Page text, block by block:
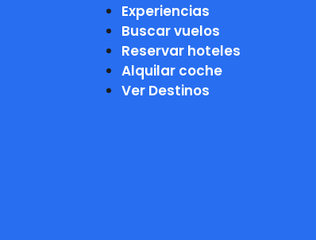
Experiencias
Buscar vuelos
Reservar hoteles
Alquilar coche
Ver Destinos